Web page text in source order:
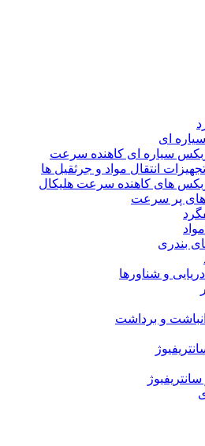
ای
سياره ای كاهنده سرعت
انتقال مواد و جرثقيل ها
های كاهنده سرعت هليكال
پر سرعت
بندری
و شناورها
و برداشت